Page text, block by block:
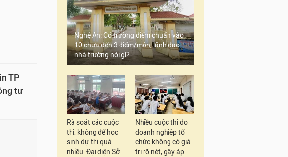
TP
tư
Nghệ An: Có trường điểm chuẩn vào
10 chưa đến 3 điểm/môn, lãnh đạo
nhà trường nói gì?
Rà soát các cuộc
thi, không để học
sinh dự thi quá
nhiều: Đại diện Sở
Nhiều cuộc thi do
doanh nghiệp tổ
chức không có giá
trị rõ nét, gây áp